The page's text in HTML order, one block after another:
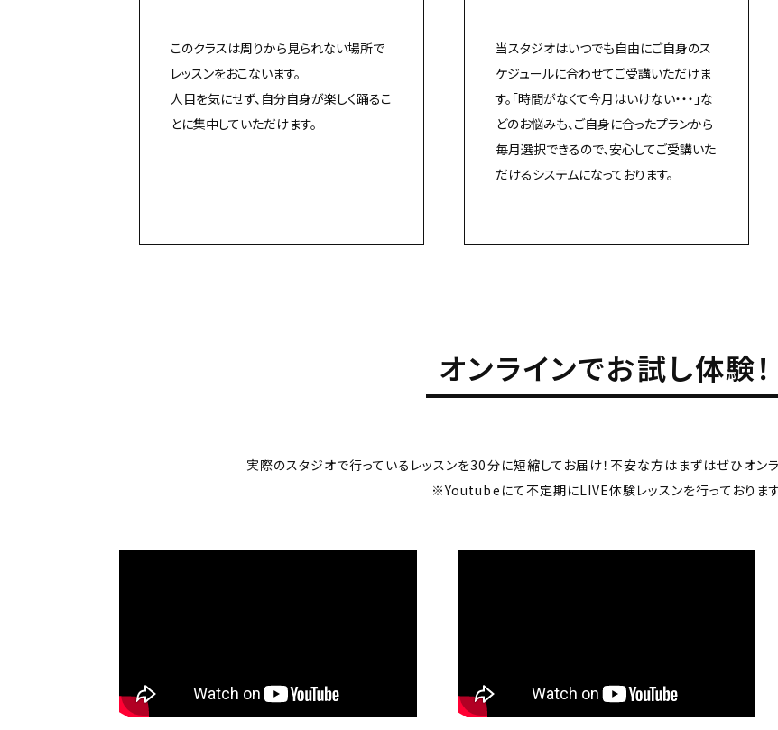
このクラスは周りから見られない場所で
レッスンをおこないます。
人目を気にせず、自分自身が楽しく踊るこ
とに集中していただけます。
当スタジオはいつでも自由にご自身のス
ケジュールに合わせてご受講いただけま
す。「時間がなくて今月はいけない・・・」な
どのお悩みも、ご自身に合ったプランから
毎月選択できるので、安心してご受講いた
だけるシステムになっております。
オンラインでお試し体験！
実際のスタジオで行っているレッスンを30分に短縮してお届け！不安な方はまずはぜひオン
※Youtubeにて不定期にLIVE体験レッスンを行っておりま